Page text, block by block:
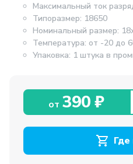
Максимальный ток
Типоразмер: 18650
Номинальный размер:
Температура: от -20 до
Упаковка: 1 штука в
от 390 ₽
Где